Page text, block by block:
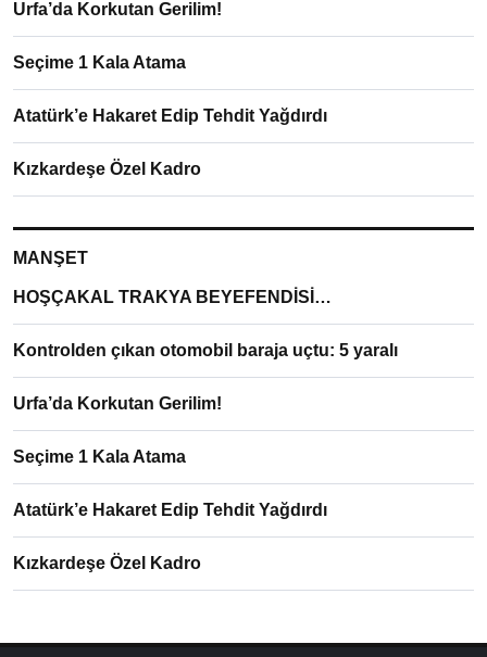
Urfa’da Korkutan Gerilim!
Seçime 1 Kala Atama
Atatürk’e Hakaret Edip Tehdit Yağdırdı
Kızkardeşe Özel Kadro
MANŞET
HOŞÇAKAL TRAKYA BEYEFENDİSİ…
Kontrolden çıkan otomobil baraja uçtu: 5 yaralı
Urfa’da Korkutan Gerilim!
Seçime 1 Kala Atama
Atatürk’e Hakaret Edip Tehdit Yağdırdı
Kızkardeşe Özel Kadro